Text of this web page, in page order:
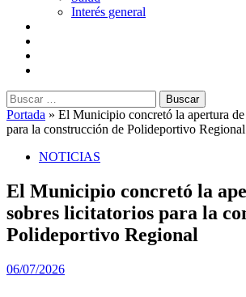
Interés general
Buscar:
Portada » El Municipio concretó la apertura
para la construcción de Polideportivo Regional
NOTICIAS
El Municipio concretó la
sobres licitatorios para la
Polideportivo Regional
06/07/2026